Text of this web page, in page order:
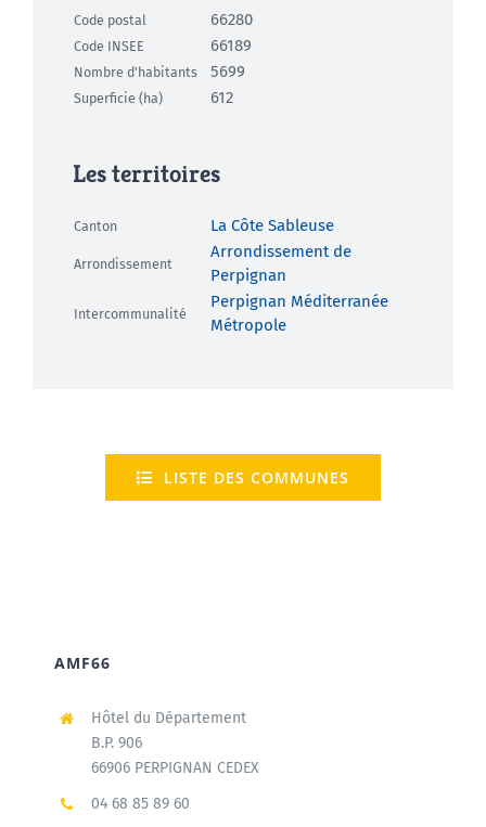
Code postal 66280
Code INSEE 66189
Nombre d'habitants 5699
Superficie (ha) 612
Les territoires
Canton La Côte Sableuse
Arrondissement
Arrondissement de
Perpignan
Intercommunalité
Perpignan Méditerranée
Métropole
LISTE DES COMMUNES
AMF66
Hôtel du Département
B.P. 906
66906 PERPIGNAN CEDEX
04 68 85 89 60